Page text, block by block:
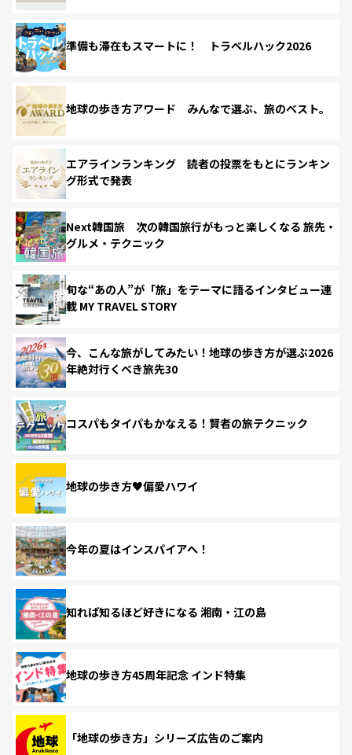
準備も滞在もスマートに！ トラベルハック2026
地球の歩き方アワード みんなで選ぶ、旅のベスト。
エアラインランキング 読者の投票をもとにランキン
グ形式で発表
Next韓国旅 次の韓国旅行がもっと楽しくなる 旅先・
グルメ・テクニック
旬な“あの人”が「旅」をテーマに語るインタビュー連
載 MY TRAVEL STORY
今、こんな旅がしてみたい！地球の歩き方が選ぶ2026
年絶対行くべき旅先30
コスパもタイパもかなえる！賢者の旅テクニック
地球の歩き方♥偏愛ハワイ
今年の夏はインスパイアへ！
知れば知るほど好きになる 湘南・江の島
地球の歩き方45周年記念 インド特集
「地球の歩き方」シリーズ広告のご案内